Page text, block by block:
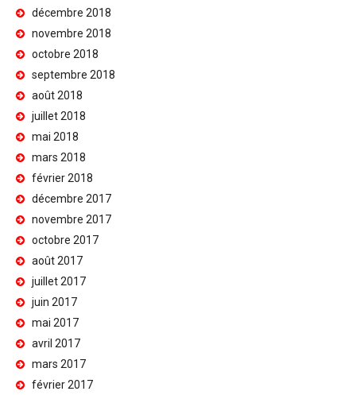
décembre 2018
novembre 2018
octobre 2018
septembre 2018
août 2018
juillet 2018
mai 2018
mars 2018
février 2018
décembre 2017
novembre 2017
octobre 2017
août 2017
juillet 2017
juin 2017
mai 2017
avril 2017
mars 2017
février 2017